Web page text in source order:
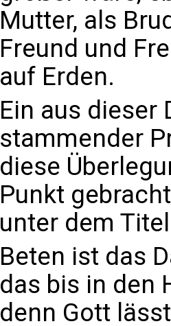
Mutter, als
Freund und
auf Erden.
Ein aus dieser
stammender
diese
Punkt
unter dem Titel
Beten ist das
das bis in den
denn Gott